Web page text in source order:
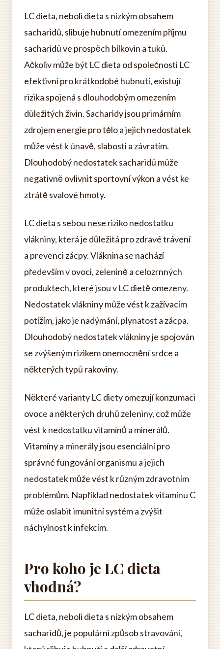
LC dieta, neboli dieta s nízkým obsahem
sacharidů, slibuje hubnutí omezením příjmu
sacharidů ve prospěch bílkovin a tuků.
Ačkoliv může být LC dieta od společnosti LC
efektivní pro krátkodobé hubnutí, existují
rizika spojená s dlouhodobým omezením
důležitých živin. Sacharidy jsou primárním
zdrojem energie pro tělo a jejich nedostatek
může vést k únavě, slabosti a závratím.
Dlouhodobý nedostatek sacharidů může
negativně ovlivnit sportovní výkon a vést ke
ztrátě svalové hmoty.
LC dieta s sebou nese riziko nedostatku
vlákniny, která je důležitá pro zdravé trávení
a prevenci zácpy. Vláknina se nachází
především v ovoci, zelenině a celozrnných
produktech, které jsou v LC dietě omezeny.
Nedostatek vlákniny může vést k zažívacím
potížím, jako je nadýmání, plynatost a zácpa.
Dlouhodobý nedostatek vlákniny je spojován
se zvýšeným rizikem onemocnění srdce a
některých typů rakoviny.
Některé varianty LC diety omezují konzumaci
ovoce a některých druhů zeleniny, což může
vést k nedostatku vitamínů a minerálů.
Vitamíny a minerály jsou esenciální pro
správné fungování organismu a jejich
nedostatek může vést k různým zdravotním
problémům. Například nedostatek vitamínu C
může oslabit imunitní systém a zvýšit
náchylnost k infekcím.
Pro koho je LC dieta
vhodná?
LC dieta, neboli dieta s nízkým obsahem
sacharidů, je populární způsob stravování,